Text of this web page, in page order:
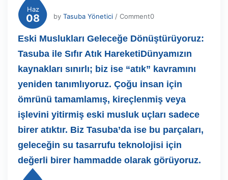
Haz
08 by Tasuba Yönetici / Comment0
Eski Muslukları Geleceğe Dönüştürüyoruz:
Tasuba ile Sıfır Atık HareketiDünyamızın
kaynakları sınırlı; biz ise “atık” kavramını
yeniden tanımlıyoruz. Çoğu insan için
ömrünü tamamlamış, kireçlenmiş veya
işlevini yitirmiş eski musluk uçları sadece
birer atıktır. Biz Tasuba’da ise bu parçaları,
geleceğin su tasarrufu teknolojisi için
değerli birer hammadde olarak görüyoruz.